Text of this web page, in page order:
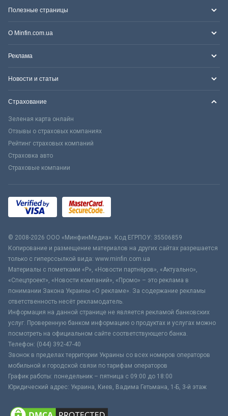
Полезные страницы
О Minfin.com.ua
Реклама
Новости и статьи
Страхование
Зеленая карта онлайн
Отзывы о страховых компаниях
Рейтинг страховых компаний
Страховка авто
Страховые компании
© 2008-2026 ООО «МинфинМедиа». Код ЕГРПОУ: 35506859
Копирование и размещение материалов на других сайтах разрешается
только с гиперссылкой вида: www.minfin.com.ua
Материалы с пометками «Р», «Новости партнёров», «Актуально»,
«Спецпроект», «Новости компаний», «Промо» – это реклама в
понимании Закона Украины «О рекламе». За содержание рекламы
ответственность несёт рекламодатель.
Информация на данной странице не является рекламой банковских
услуг. Проверенную банком информацию о продуктах и услугах можно
посмотреть на официальном сайте соответствующего банка.
Телефон: (044) 392-47-40
Звонок в пределах территории Украины со всех номеров операторов
мобильной и городской связи по тарифам операторов
График работы: понедельник – пятница с 09:00 до 18:00
Юридический адрес: Украина, Киев, Вадима Гетьмана, 1-Б, 3-й этаж